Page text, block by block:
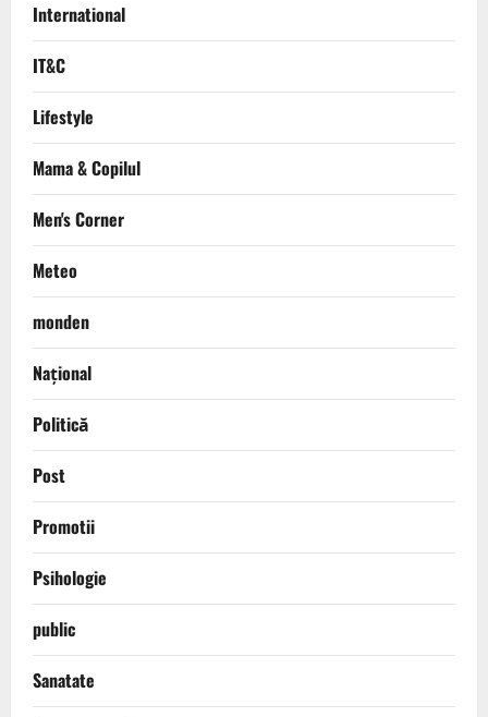
International
IT&C
Lifestyle
Mama & Copilul
Men's Corner
Meteo
monden
Național
Politică
Post
Promotii
Psihologie
public
Sanatate